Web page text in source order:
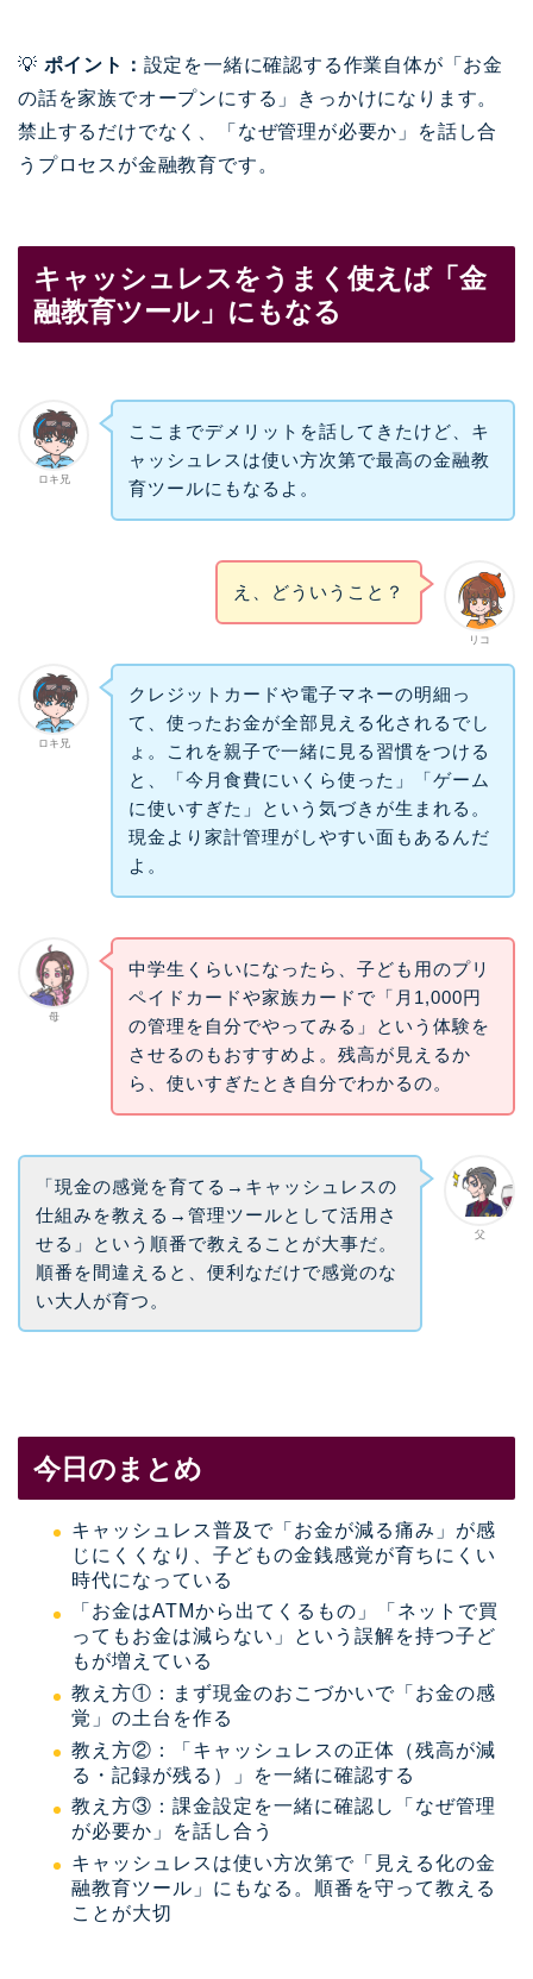
💡 ポイント： 設定を一緒に確認する作業自体が「お金
の話を家族でオープンにする」きっかけになります。
禁止するだけでなく、「なぜ管理が必要か」を話し合
うプロセスが金融教育です。
キャッシュレスをうまく使えば「金
融教育ツール」にもなる
ロキ兄
ここまでデメリットを話してきたけど、キ
ャッシュレスは使い方次第で最高の金融教
育ツールにもなるよ。
リコ
え、どういうこと？
ロキ兄
クレジットカードや電子マネーの明細っ
て、使ったお金が全部見える化されるでし
ょ。これを親子で一緒に見る習慣をつける
と、「今月食費にいくら使った」「ゲーム
に使いすぎた」という気づきが生まれる。
現金より家計管理がしやすい面もあるんだ
よ。
母
中学生くらいになったら、子ども用のプリ
ペイドカードや家族カードで「月1,000円
の管理を自分でやってみる」という体験を
させるのもおすすめよ。残高が見えるか
ら、使いすぎたとき自分でわかるの。
父
「現金の感覚を育てる→キャッシュレスの
仕組みを教える→管理ツールとして活用さ
せる」という順番で教えることが大事だ。
順番を間違えると、便利なだけで感覚のな
い大人が育つ。
今日のまとめ
キャッシュレス普及で「お金が減る痛み」が感
じにくくなり、子どもの金銭感覚が育ちにくい
時代になっている
「お金はATMから出てくるもの」「ネットで買
ってもお金は減らない」という誤解を持つ子ど
もが増えている
教え方①：まず現金のおこづかいで「お金の感
覚」の土台を作る
教え方②：「キャッシュレスの正体（残高が減
る・記録が残る）」を一緒に確認する
教え方③：課金設定を一緒に確認し「なぜ管理
が必要か」を話し合う
キャッシュレスは使い方次第で「見える化の金
融教育ツール」にもなる。順番を守って教える
ことが大切